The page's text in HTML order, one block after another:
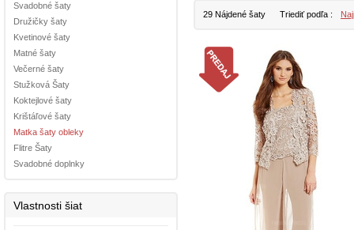
Svadobné šaty
Družičky šaty
Kvetinové šaty
Matné šaty
Večerné šaty
Stužková Šaty
Koktejlové šaty
Krištáľové šaty
Matka šaty obleky
Flitre Šaty
Svadobné doplnky
Vlastnosti šiat
29 Nájdené šaty Triediť podľa :